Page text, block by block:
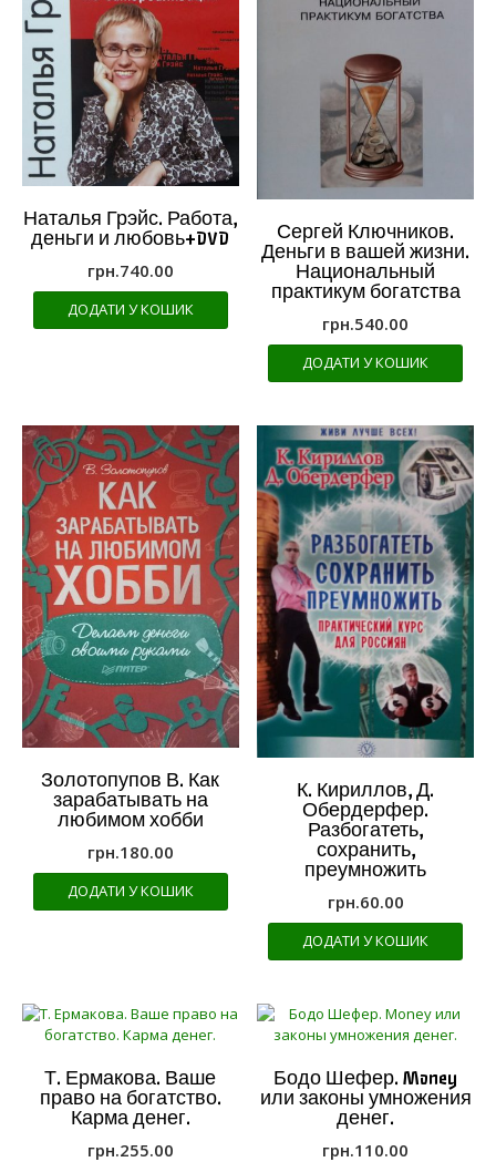
Наталья Грэйс. Работа,
деньги и любовь+DVD
грн.740.00
ДОДАТИ У КОШИК
Сергей Ключников.
Деньги в вашей жизни.
Национальный
практикум богатства
грн.540.00
ДОДАТИ У КОШИК
Золотопупов В. Как
зарабатывать на
любимом хобби
грн.180.00
ДОДАТИ У КОШИК
К. Кириллов, Д.
Обердерфер.
Разбогатеть,
сохранить,
преумножить
грн.60.00
ДОДАТИ У КОШИК
Т. Ермакова. Ваше
право на богатство.
Карма денег.
грн.255.00
Бодо Шефер. Money
или законы умножения
денег.
грн.110.00